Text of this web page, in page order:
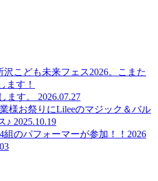
沢こども未来フェス2026。こまた
ます！
ます。
2026.07.27
様お祭りにLileeのマジック＆バル
♪ 2025.10.19
組のパフォーマーが参加！！2026